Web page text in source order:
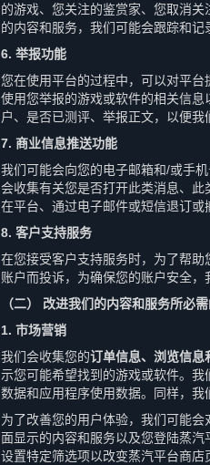
的游戏、您关注的鉴赏家、您取消
的内容和服务，我们可能会跟踪和
6. 举报功能
您在使用平台的过程中，可以对平
使用您举报的游戏或软件的相关信
户、是否已测评、举报正文，以便我
7. 商业信息推送功能
我们可能会向您的电子邮箱和/或手
会收集有关您是否打开此类消息、
在平台、通过电子邮件或短信退订或
8. 客户支持服务
在您接受客户支持服务时，为了帮
账户而投诉，为确保您的账户安全，
（二） 改进我们的内容和服务所必
1. 市场营销
我们会收集您的订单信息、浏览信息
示您可能希望找到的游戏或软件。
数据和应用程序使用数据。同样，我
为了改善您的用户体验，我们可能
面显示的内容和服务以及您登陆蒸
设置特定筛选项以改变蒸汽平台商店